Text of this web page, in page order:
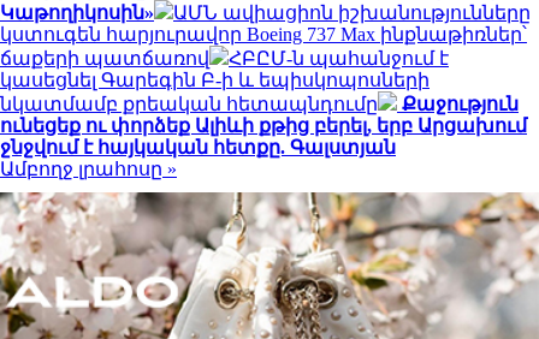
Կաթողիկոսին»
ԱՄՆ ավիացիոն իշխանությունները
կստուգեն հարյուրավոր Boeing 737 Max ինքնաթիռներ՝
ճաքերի պատճառով
ՀԲԸՄ-ն պահանջում է
կասեցնել Գարեգին Բ-ի և եպիսկոպոսների
նկատմամբ քրեական հետապնդումը
Քաջություն
ունեցեք ու փորձեք Ալիևի քթից բերել, երբ Արցախում
ջնջվում է հայկական հետքը. Գալստյան
Ամբողջ լրահոսը »